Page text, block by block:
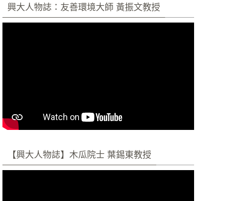
興大人物誌：友善環境大師 黃振文教授
【興大人物誌】木瓜院士 葉錫東教授